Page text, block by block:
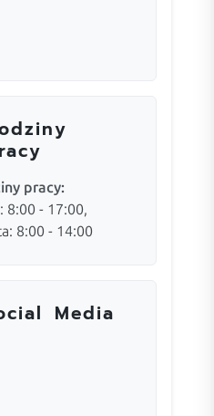
pracy:
8:00 - 17:00,
8:00 - 14:00
Media